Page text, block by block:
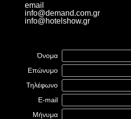
email
info@demand.com.gr
info@hotelshow.gr
Όνομα
Επώνυμο
Τηλέφωνο
E-mail
Μήνυμα